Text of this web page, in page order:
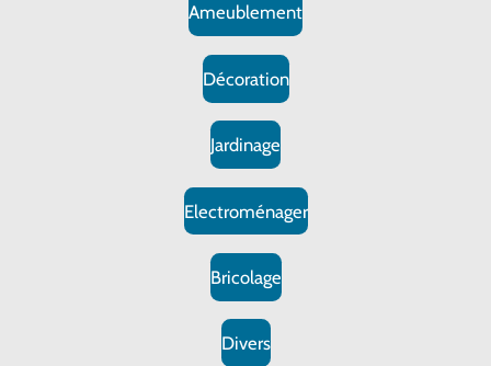
Ameublement
Décoration
Jardinage
Electroménager
Bricolage
Divers